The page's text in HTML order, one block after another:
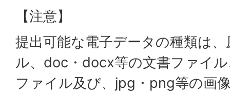
【注意】
提出可能な電子データの種類は
ル、doc・docx等の文書ファイ
ファイル及び、jpg・png等の画